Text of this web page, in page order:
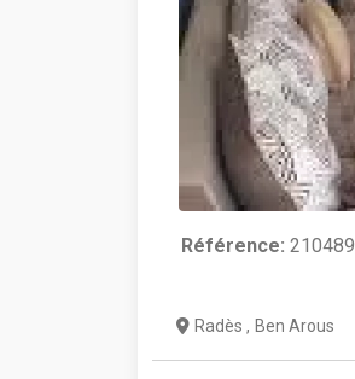
Référence: 210489
Radès , Ben Arous